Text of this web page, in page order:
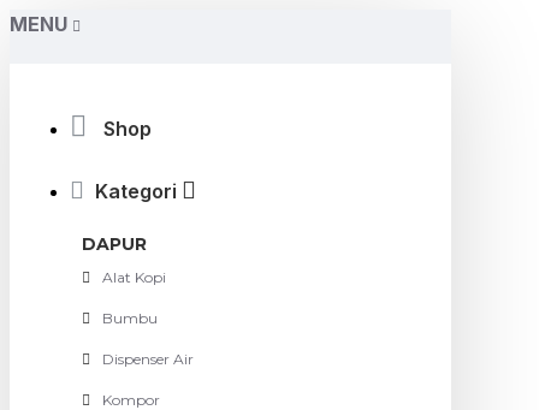
MENU
Shop
Kategori
DAPUR
Alat Kopi
Bumbu
Dispenser Air
Kompor